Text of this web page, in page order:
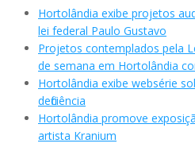
Hortolândia exibe projetos
lei federal Paulo Gustavo
Projetos contemplados pela
de semana em Hortolândia
Hortolândia exibe websérie
deficiência
Hortolândia promove
artista Kranium